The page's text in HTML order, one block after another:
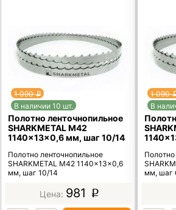
1 090p
В наличии 10 шт.
Полотно ленточнопильное
SHARKMETAL M42
1140×13×0,6 мм, шаг 10/14
Полотно ленточнопильное
SHARKMETAL M42 1140×13×0,6
мм, шаг 10/14
981 p
1 090
В
мм, шаг